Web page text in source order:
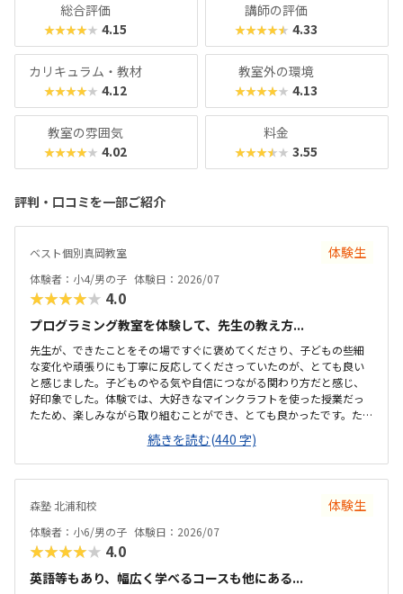
総合評価
★★★★★ 4.15
講師の評価
★★★★★ 4.33
カリキュラム・教材
★★★★★ 4.12
教室外の環境
★★★★★ 4.13
教室の雰囲気
★★★★★ 4.02
料金
★★★★★ 3.55
評判・口コミを一部ご紹介
ベスト個別真岡教室 体験生
体験者：小4/男の子 体験日：2026/07
★★★★★ 4.0
プログラミング教室を体験して、先生の教え方...
先生が、できたことをその場ですぐに褒めてくださり、子どもの些細
な変化や頑張りにも丁寧に反応してくださっていたのが、とても良い
と感じました。子どものやる気や自信につながる関わり方だと感じ、
好印象でした。体験では、大好きなマインクラフトを使った授業だっ
たため、楽しみながら取り組むことができ、とても良かったです。た
だ、今後もずっとマインクラフトを使った内容ではないと伺ったの
で、その後も興味を持って取り組めるかどうかは少し気になる点でし
た。教室は自宅から15分ほどの距離にあり、通いやすいと感じまし
た。また、駐車場もあるため、送り迎えもしやすく、安心して通わせ
ているわけではありませんが、壁などで視線が分散しにくい工夫がさ
れており、集中しやすい雰囲気だと感じました。月4回（1回50分）で
約12,000円という料金は、我が家にとってはや...
続きを読む(440 字)
森塾 北浦和校 体験生
体験者：小6/男の子 体験日：2026/07
★★★★★ 4.0
英語等もあり、幅広く学べるコースも他にある...